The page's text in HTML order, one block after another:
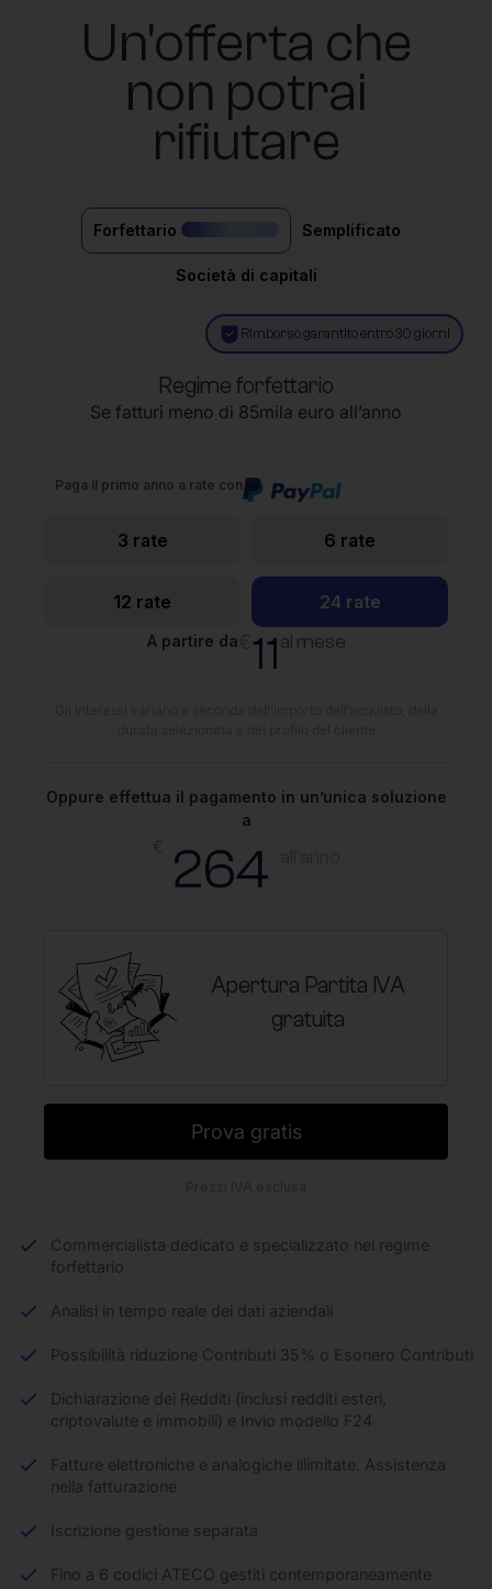
Un'offerta che
non potrai
rifiutare
Forfettario Semplificato
Società di capitali
Rimborso garantito entro 30 giorni
Regime forfettario
Se fatturi meno di 85mila euro all’anno
Paga il primo anno a rate con
3 rate 6 rate
12 rate 24 rate
A partire da 11al mese
Oppure effettua il pagamento in un’unica soluzione
a
264
Apertura Partita IVA
gratuita
Prova gratis
Commercialista dedicato e specializzato nel regime
forfettario
Analisi in tempo reale dei dati aziendali
Possibilità riduzione Contributi 35% o Esonero Contributi
Dichiarazione dei Redditi (inclusi redditi esteri,
criptovalute e immobili) e Invio modello F24
Fatture elettroniche e analogiche illimitate. Assistenza
nella fatturazione
Iscrizione gestione separata
Fino a 6 codici ATECO gestiti contemporaneamente